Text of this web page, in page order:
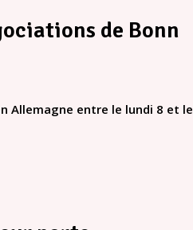
de Bonn
Allemagne entre le lundi 8 et le